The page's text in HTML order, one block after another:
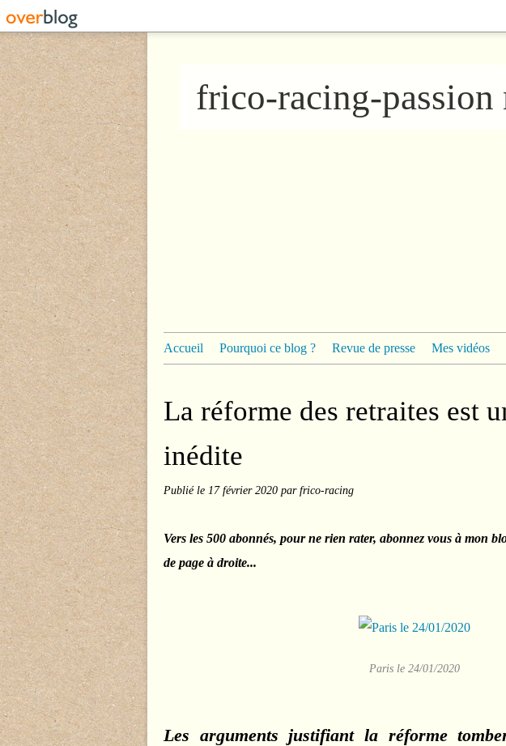
frico-racing-passion
Accueil Pourquoi ce blog ? Revue de presse Mes vidéos
La réforme des retraites est
inédite
Publié le 17 février 2020 par frico-racing
Vers les 500 abonnés, pour ne rien rater, abonnez vous à mon
de page à droite...
Paris le 24/01/2020
Les arguments justifiant la réforme